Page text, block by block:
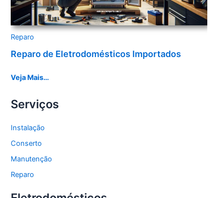
Reparo
Reparo de Eletrodomésticos Importados
Veja Mais…
Serviços
Instalação
Conserto
Manutenção
Reparo